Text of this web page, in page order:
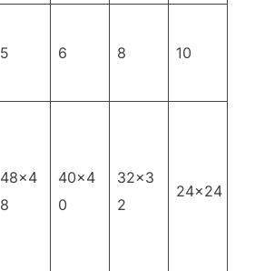
5 6 8 10
48×4
8
40×4
0
32×3
2
24×24